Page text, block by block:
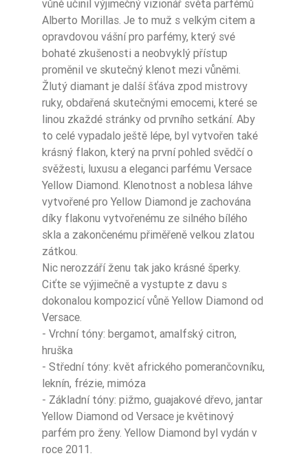
vůně učinil výjimečný vizionář světa parfémů
Alberto Morillas. Je to muž s velkým citem a
opravdovou vášní pro parfémy, který své
bohaté zkušenosti a neobvyklý přístup
proměnil ve skutečný klenot mezi vůněmi.
Žlutý diamant je další šťáva zpod mistrovy
ruky, obdařená skutečnými emocemi, které se
linou zkaždé stránky od prvního setkání. Aby
to celé vypadalo ještě lépe, byl vytvořen také
krásný flakon, který na první pohled svědčí o
svěžesti, luxusu a eleganci parfému Versace
Yellow Diamond. Klenotnost a noblesa láhve
vytvořené pro Yellow Diamond je zachována
díky flakonu vytvořenému ze silného bílého
skla a zakončenému přiměřeně velkou zlatou
zátkou.
Nic nerozzáří ženu tak jako krásné šperky.
Ciťte se výjimečně a vystupte z davu s
dokonalou kompozicí vůně Yellow Diamond od
Versace.
- Vrchní tóny: bergamot, amalfský citron,
hruška
- Střední tóny: květ afrického pomerančovníku,
leknín, frézie, mimóza
- Základní tóny: pižmo, guajakové dřevo, jantar
Yellow Diamond od Versace je květinový
parfém pro ženy. Yellow Diamond byl vydán v
roce 2011.